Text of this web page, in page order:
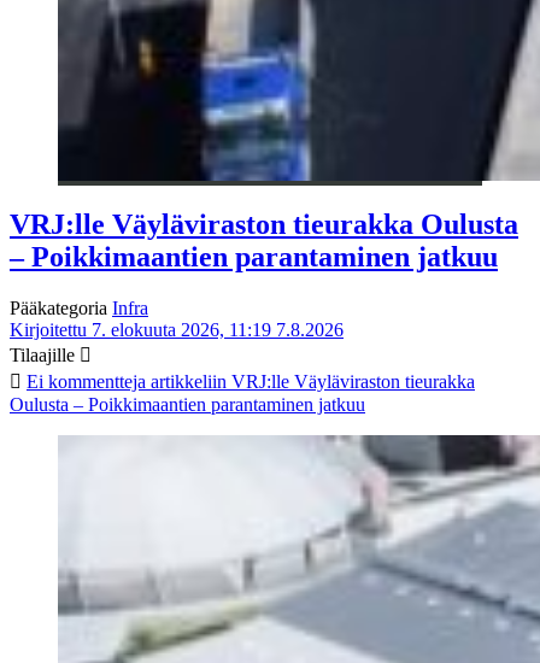
VRJ:lle Väyläviraston tieurakka Oulusta
– Poikkimaantien parantaminen jatkuu
Pääkategoria Infra
Kirjoitettu 7. elokuuta 2026, 11:19 7.8.2026
Tilaajille
Ei kommentteja artikkeliin VRJ:lle Väyläviraston tieurakka
Oulusta – Poikkimaantien parantaminen jatkuu